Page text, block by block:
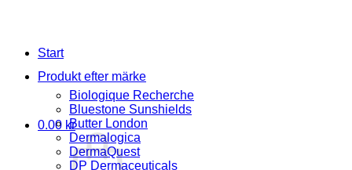
0.00 kr
Start
Produkt efter märke
Biologique Recherche
Bluestone Sunshields
Butter London
Dermalogica
DermaQuest
DP Dermaceuticals